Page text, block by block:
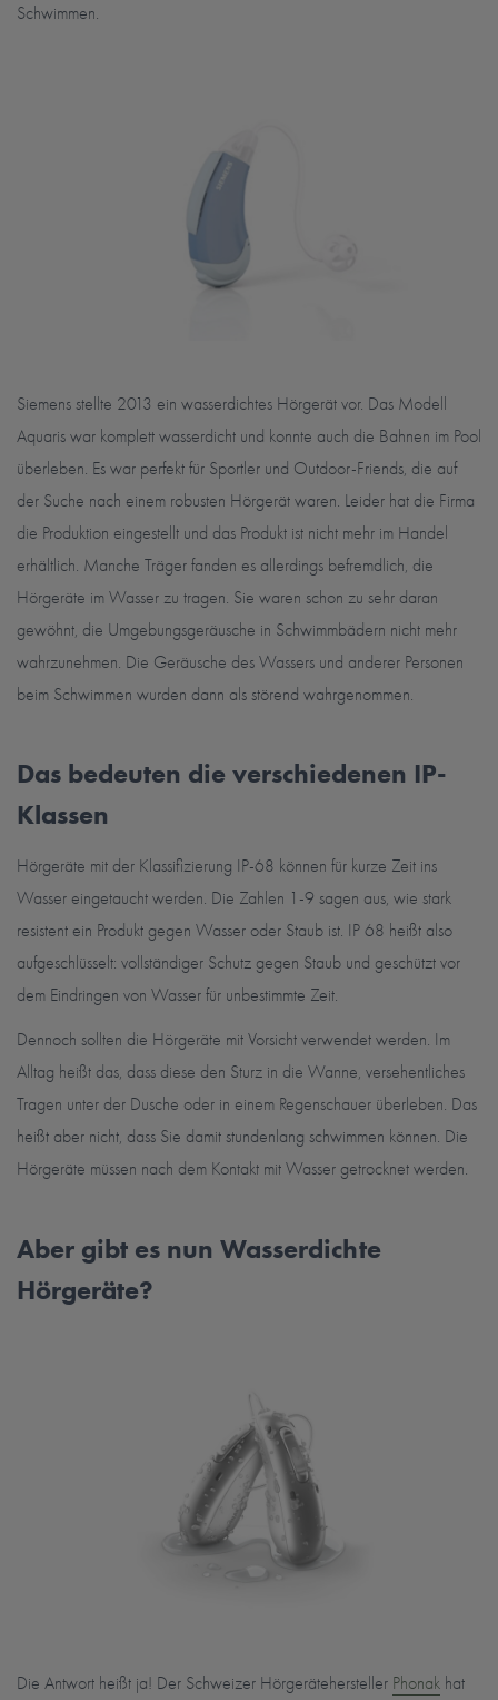
Schwimmen.
Siemens stellte 2013 ein wasserdichtes Hörgerät vor. Das Modell
Aquaris war komplett wasserdicht und konnte auch die Bahnen im Pool
überleben. Es war perfekt für Sportler und Outdoor-Friends, die auf
der Suche nach einem robusten Hörgerät waren. Leider hat die Firma
die Produktion eingestellt und das Produkt ist nicht mehr im Handel
erhältlich. Manche Träger fanden es allerdings befremdlich, die
Hörgeräte im Wasser zu tragen. Sie waren schon zu sehr daran
gewöhnt, die Umgebungsgeräusche in Schwimmbädern nicht mehr
wahrzunehmen. Die Geräusche des Wassers und anderer Personen
beim Schwimmen wurden dann als störend wahrgenommen.
Das bedeuten die verschiedenen IP-
Klassen
Hörgeräte mit der Klassifizierung IP-68 können für kurze Zeit ins
Wasser eingetaucht werden. Die Zahlen 1-9 sagen aus, wie stark
resistent ein Produkt gegen Wasser oder Staub ist. IP 68 heißt also
aufgeschlüsselt: vollständiger Schutz gegen Staub und geschützt vor
dem Eindringen von Wasser für unbestimmte Zeit.
Dennoch sollten die Hörgeräte mit Vorsicht verwendet werden. Im
Alltag heißt das, dass diese den Sturz in die Wanne, versehentliches
Tragen unter der Dusche oder in einem Regenschauer überleben. Das
heißt aber nicht, dass Sie damit stundenlang schwimmen können. Die
Hörgeräte müssen nach dem Kontakt mit Wasser getrocknet werden.
Aber gibt es nun Wasserdichte
Hörgeräte?
Die Antwort heißt ja! Der Schweizer Hörgerätehersteller Phonak hat